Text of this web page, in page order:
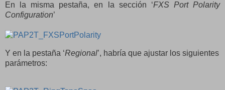
En la misma pestaña, en la sección ‘FXS Port Polarity
Configuration’
Y en la pestaña ‘Regional’, habría que ajustar los siguientes
parámetros: